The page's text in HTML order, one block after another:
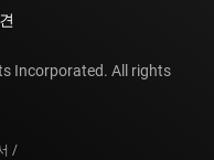
Incorporated. All rights
/